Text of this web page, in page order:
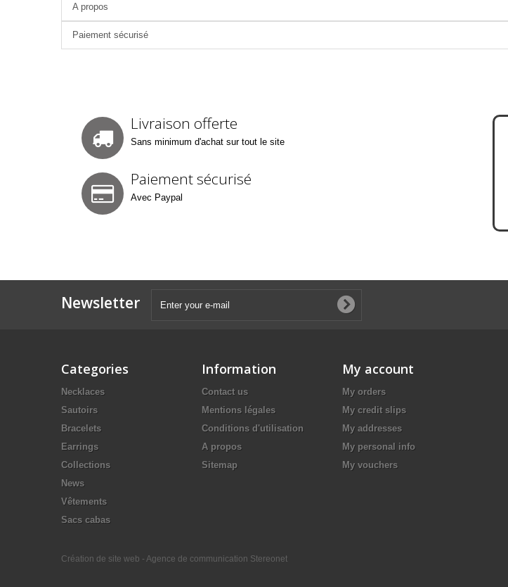
A propos
Paiement sécurisé
Livraison offerte
Sans minimum d'achat sur tout le site
Paiement sécurisé
Avec Paypal
Newsletter
Categories
Necklaces
Sautoirs
Bracelets
Earrings
Collections
News
Vêtements
Sacs cabas
Information
Contact us
Mentions légales
Conditions d'utilisation
A propos
Sitemap
My account
My orders
My credit slips
My addresses
My personal info
My vouchers
Création de site web - Agence de communication Stereonet